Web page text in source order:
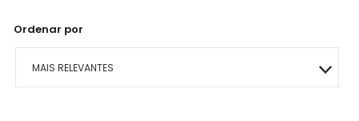
Ordenar por
MAIS RELEVANTES